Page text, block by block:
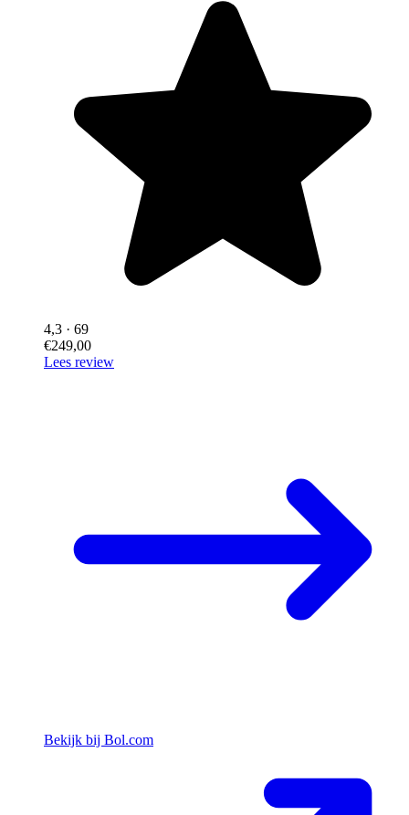
4,3 · 69
€249,00
Lees review
Bekijk bij Bol.com